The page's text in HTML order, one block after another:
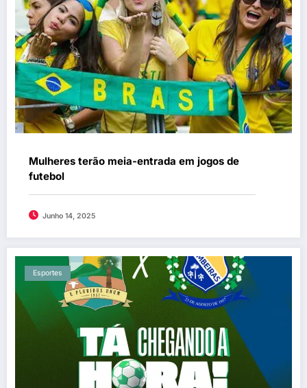
Mulheres terão meia-entrada em jogos de
futebol
Junho 14, 2025
Esportes